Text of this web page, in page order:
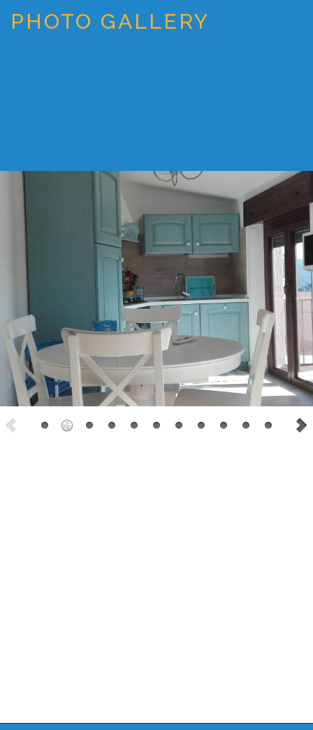
PHOTO GALLERY